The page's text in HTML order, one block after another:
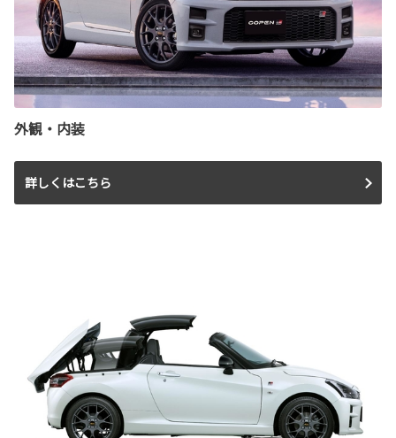
外観・内装
詳しくはこちら